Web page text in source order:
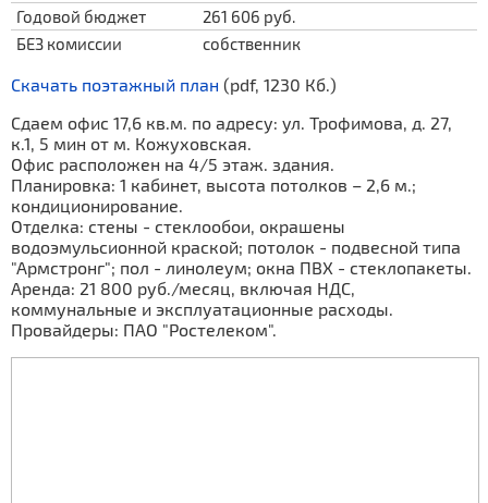
Годовой бюджет
261 606 руб.
БЕЗ комиссии
собственник
Скачать поэтажный план (pdf, 1230 Кб.)
Сдаем офис 17,6 кв.м. по адресу: ул. Трофимова, д. 27,
к.1, 5 мин от м. Кожуховская.
Офис расположен на 4/5 этаж. здания.
Планировка: 1 кабинет, высота потолков – 2,6 м.;
кондиционирование.
Отделка: стены - стеклообои, окрашены
водоэмульсионной краской; потолок - подвесной типа
"Армстронг"; пол - линолеум; окна ПВХ - стеклопакеты.
Аренда: 21 800 руб./месяц, включая НДС,
коммунальные и эксплуатационные расходы.
Провайдеры: ПАО "Ростелеком".